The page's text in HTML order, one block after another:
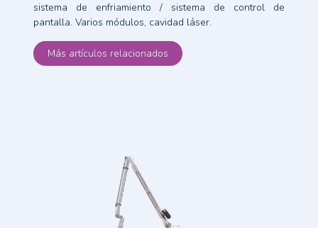
sistema de enfriamiento / sistema de control de
pantalla. Varios módulos, cavidad láser.
Más artículos relacionados